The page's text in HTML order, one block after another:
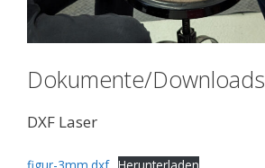
Dokumente/Downloads
DXF Laser
figur-3mm.dxf Herunterladen